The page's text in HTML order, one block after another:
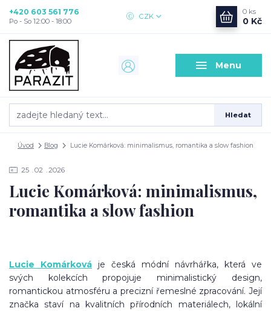
Menu
CZK
Hledat
+420 603 561 776
Po - So 12:00 - 18:00
0 ks
0 Kč
Úvod Blog Lucie Komárková: minimalismus, romantika a slow fashion
25 02 2026
Lucie Komárková: minimalismus,
romantika a slow fashion
Lucie Komárková je česká módní návrhářka, která ve
svých kolekcích propojuje minimalistický design,
romantickou atmosféru a precizní řemeslné zpracování. Její
značka staví na kvalitních přírodních materiálech, lokální